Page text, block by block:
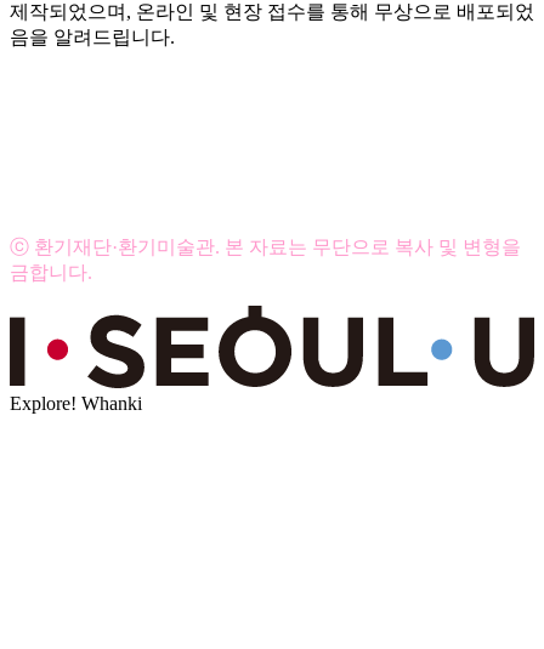
제작되었으며, 온라인 및 현장 접수를 통해 무상으로 배포되었
음을 알려드립니다.
ⓒ 환기재단·환기미술관. 본 자료는 무단으로 복사 및 변형을
금합니다.
Explore! Whanki